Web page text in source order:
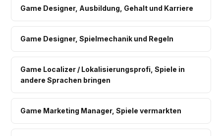
Game Designer, Ausbildung, Gehalt und Karriere
Game Designer, Spielmechanik und Regeln
Game Localizer / Lokalisierungsprofi, Spiele in
andere Sprachen bringen
Game Marketing Manager, Spiele vermarkten